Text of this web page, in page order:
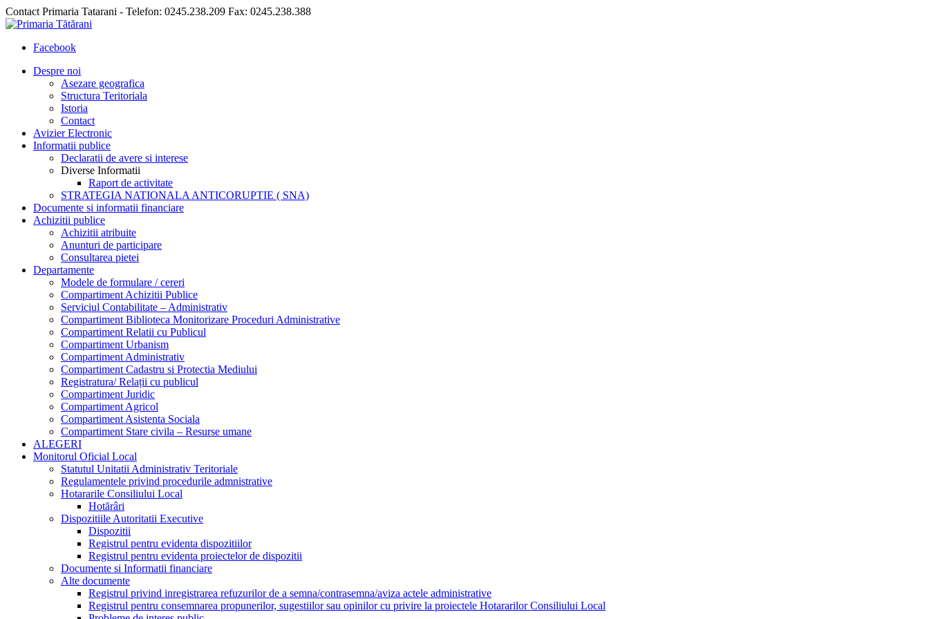
Contact Primaria Tatarani - Telefon: 0245.238.209 Fax: 0245.238.388
Facebook
Despre noi
Asezare geografica
Structura Teritoriala
Istoria
Contact
Avizier Electronic
Informatii publice
Declaratii de avere si interese
Diverse Informatii
Raport de activitate
STRATEGIA NATIONALA ANTICORUPTIE ( SNA)
Documente si informatii financiare
Achizitii publice
Achizitii atribuite
Anunturi de participare
Consultarea pietei
Departamente
Modele de formulare / cereri
Compartiment Achizitii Publice
Serviciul Contabilitate – Administrativ
Compartiment Biblioteca Monitorizare Proceduri Administrative
Compartiment Relatii cu Publicul
Compartiment Urbanism
Compartiment Administrativ
Compartiment Cadastru si Protectia Mediului
Registratura/ Relații cu publicul
Compartiment Juridic
Compartiment Agricol
Compartiment Asistenta Sociala
Compartiment Stare civila – Resurse umane
ALEGERI
Monitorul Oficial Local
Statutul Unitatii Administrativ Teritoriale
Regulamentele privind procedurile admnistrative
Hotararile Consiliului Local
Hotărâri
Dispozitiile Autoritatii Executive
Dispozitii
Registrul pentru evidenta dispozitiilor
Registrul pentru evidenta proiectelor de dispozitii
Documente si Informatii financiare
Alte documente
Registrul privind inregistrarea refuzurilor de a semna/contrasemna/aviza actele administrative
Registrul pentru consemnarea propunerilor, sugestiilor sau opinilor cu privire la proiectele Hotararilor Consiliului Local